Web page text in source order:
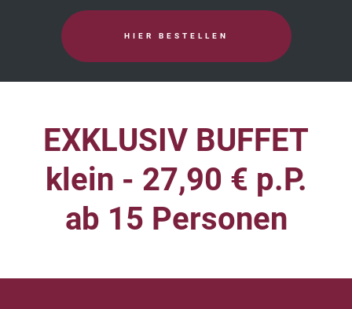
HIER BESTELLEN
EXKLUSIV BUFFET
klein - 27,90 € p.P.
ab 15 Personen